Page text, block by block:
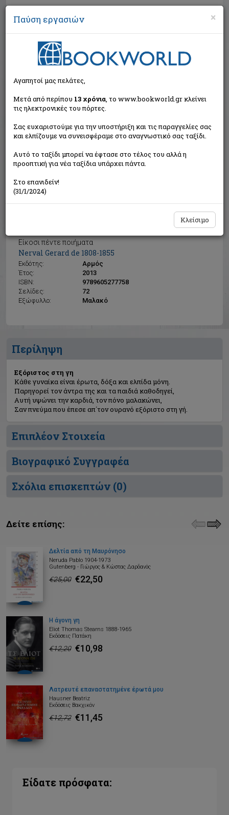
Αναζήτηση
Είκοσι πέντε ποιήματα
Nerval Gerard de 1808-1855
Εκδότης:
Αρμός
Έτος:
2013
ISBN:
9789605277758
Σελίδες:
72
Εξώφυλλο:
Μαλακό
Η τιμή μας:
Δεν υπάρχει δυνατότητα παραγγελίας
Περίληψη
Εξόριστος στη γη
Κάθε γυναίκα είναι έρωτα, δόξα και ελπίδα μόνη.
Παρηγορεί τον άντρα της και τα παιδιά καθοδηγεί,
Αυτή υψώνει την καρδιά, τον πόνο μαλακώνει,
Σαν πνεύμα που έπεσε απ΄τον ουρανό εξόριστο στη γή.
Επιπλέον Στοιχεία
Βιογραφικό Συγγραφέα
Σχόλια επισκεπτών (0)
Δείτε επίσης:
Δελτία από τη Μαυρόνησο
Neruda Pablo 1904-1973
Gutenberg - Γιώργος & Κώστας Δαρδανός
€25,00 €22,50
Η άγονη γη
Eliot Thomas Stearns 1888-1965
Εκδόσεις Πατάκη
€12,20 €10,98
Λατρευτέ επαναστατημένε έρωτά μου
Hausner Beatriz
Εκδόσεις Βακχικόν
€12,72 €11,45
Είδατε πρόσφατα:
×
Παύση εργασιών
Αγαπητοί μας πελάτες,
Μετά από περίπου 13 χρόνια, το www.bookworld.gr κλείνει
τις ηλεκτρονικές του πόρτες.
Σας ευχαριστούμε για την υποστήριξη και τις παραγγελίες σας
και ελπίζουμε να συνεισφέραμε στο αναγνωστικό σας ταξίδι.
Αυτό το ταξίδι μπορεί να έφτασε στο τέλος του αλλά η
προοπτική για νέα ταξίδια υπάρχει πάντα.
Στο επανιδείν!
(31/1/2024)
Κλείσιμο